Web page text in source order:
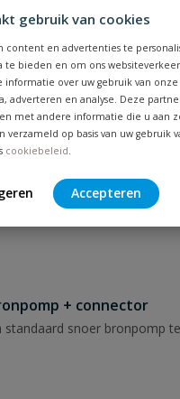
gebruik van cookies
content en advertenties te
te bieden en om ons
informatie over uw gebruik van
adverteren en analyse. Deze
met andere informatie die u aan
verzameld op basis van uw gebruik
cookiebeleid.
Accepteren
+ connector
standaard snoer bronpomp